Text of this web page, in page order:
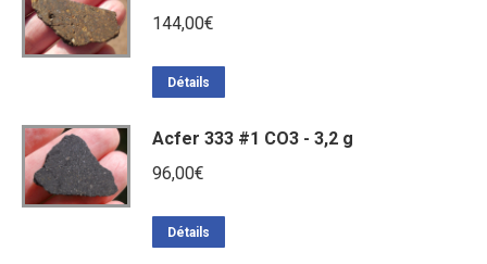
144,00€
Détails
Acfer 333 #1 CO3 - 3,2 g
96,00€
Détails